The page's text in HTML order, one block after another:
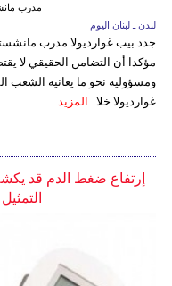
مدرب
لندن ـ لبنان اليوم
جدد بيب غوارديولا مدرب
مؤكدا أن التضامن الحقيقي لا
ومسؤولية نحو ما يعانيه الشعب
غوارديولا خلا...
المزيد
إرتفاع ضغط الدم قد